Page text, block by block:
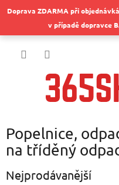
naDoprava ZDARMA při
v případě dopravce
Popelnice,
na tříděný
Nejprodávanější